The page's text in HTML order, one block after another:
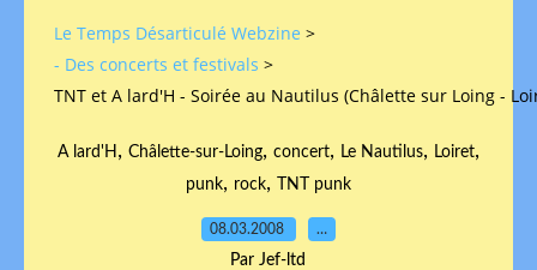
Le Temps Désarticulé Webzine >
- Des concerts et festivals >
TNT et A lard'H - Soirée au Nautilus (Châlette sur Loing -
A lard'H , Châlette-sur-Loing, concert, Le Nautilus, Loiret,
punk, rock, TNT punk
08.03.2008 …
Par Jef-ltd